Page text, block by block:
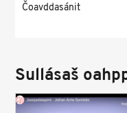
Čoavddasánit
Sullásaš